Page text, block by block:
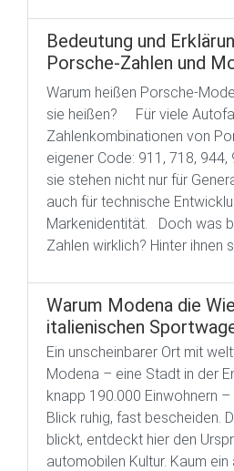
Bedeutung und
Porsche-Zahlen und
Warum heißen Porsche-
sie heißen? Für viele
Zahlenkombinationen von
eigener Code: 911, 718,
sie stehen nicht nur für
auch für technische
Markenidentität. Doch was
Zahlen wirklich? Hinter ihnen
Warum Modena die
italienischen
Ein unscheinbarer Ort mit
Modena – eine Stadt in der
knapp 190.000 Einwohnern
Blick ruhig, fast bescheiden.
blickt, entdeckt hier den
automobilen Kultur. Kaum